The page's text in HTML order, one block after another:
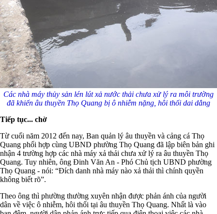
Các nhà máy thủy sản lén lút xả nước thải chưa xử lý ra môi trường
đã khiến âu thuyền Thọ Quang bị ô nhiễm nặng, hôi thối dai dẳng
Tiếp tục... chờ
Từ cuối năm 2012 đến nay, Ban quản lý âu thuyền và cảng cá Thọ
Quang phối hợp cùng UBND phường Thọ Quang đã lập biên bản ghi
nhận 4 trường hợp các nhà máy xả thải chưa xử lý ra âu thuyền Thọ
Quang. Tuy nhiên, ông Đinh Văn An - Phó Chủ tịch UBND phường
Thọ Quang - nói: “Đích danh nhà máy nào xả thải thì chính quyền
không biết rõ”.
Theo ông thì phường thường xuyên nhận được phản ánh của người
dân về việc ô nhiễm, hôi thối tại âu thuyền Thọ Quang. Nhất là vào